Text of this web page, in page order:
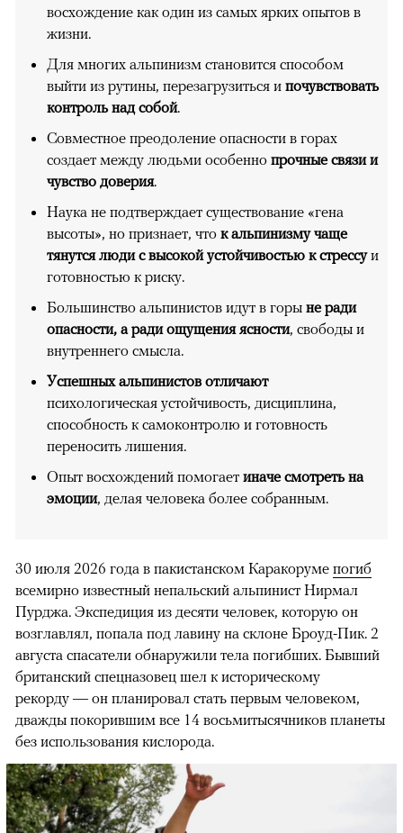
восхождение как один из самых ярких опытов в
жизни.
Для многих альпинизм становится способом
выйти из рутины, перезагрузиться и почувствовать
контроль над собой.
Совместное преодоление опасности в горах
создает между людьми особенно прочные связи и
чувство доверия.
Наука не подтверждает существование «гена
высоты», но признает, что к альпинизму чаще
тянутся люди с высокой устойчивостью к стрессуи
готовностью к риску.
Большинство альпинистов идут в горы не ради
опасности, а ради ощущения ясности, свободы и
внутреннего смысла.
Успешных альпинистов отличают
психологическая устойчивость, дисциплина,
способность к самоконтролю и готовность
переносить лишения.
Опыт восхождений помогает иначе смотреть на
эмоции, делая человека более собранным.
30 июля 2026 года в пакистанском Каракоруме погиб
всемирно известный непальский альпинист Нирмал
Пурджа. Экспедиция из десяти человек, которую он
возглавлял, попала под лавину на склоне Броуд-Пик. 2
августа спасатели обнаружили тела погибших. Бывший
британский спецназовец шел к историческому
рекорду — он планировал стать первым человеком,
дважды покорившим все 14 восьмитысячников планеты
без использования кислорода.